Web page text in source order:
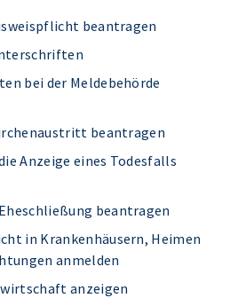
beantragen
bei der Meldebehörde
beantragen
Anzeige eines Todesfalls
beantragen
in Krankenhäusern, Heimen
anmelden
anzeigen